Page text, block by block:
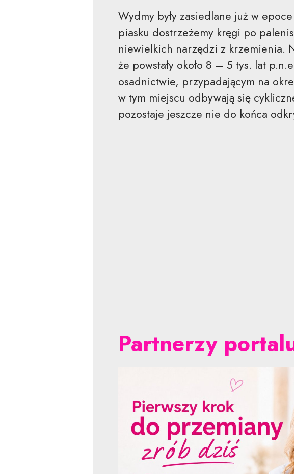
Wydmy były zasiedlane już w
piasku dostrzeżemy kręgi po
niewielkich narzędzi z krzemienia.
że powstały około 8 – 5 tys. lat
osadnictwie, przypadającym na
w tym miejscu odbywają się
pozostaje jeszcze nie do końca
Partnerzy